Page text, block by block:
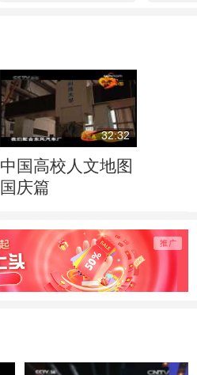
32:32
中国高校人文地图
国庆篇